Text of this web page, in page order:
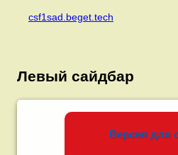
csf1sad.beget.tech
Левый сайдбар
Версия для